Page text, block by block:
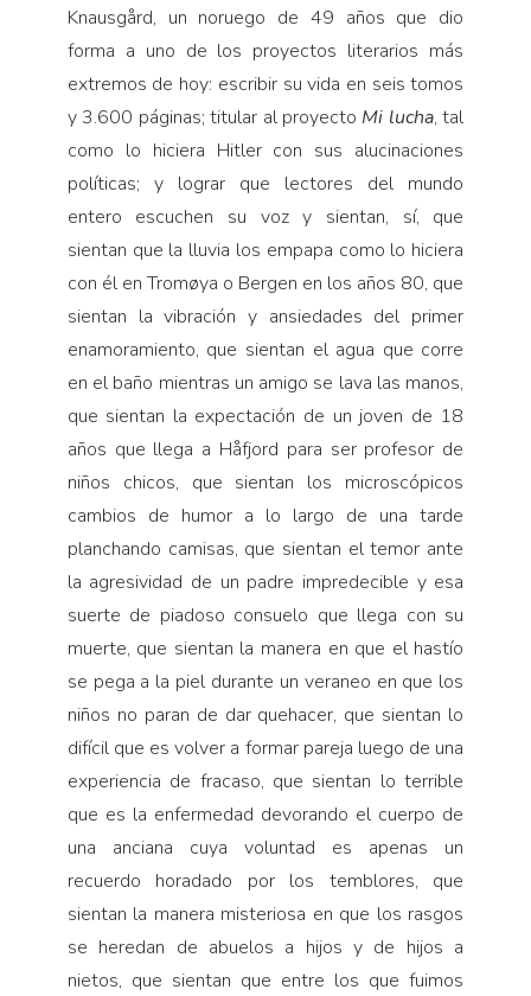
Knausgård, un noruego de 49 años que dio
forma a uno de los proyectos literarios más
extremos de hoy: escribir su vida en seis tomos
y 3.600 páginas; titular al proyecto Mi lucha, tal
como lo hiciera Hitler con sus alucinaciones
políticas; y lograr que lectores del mundo
entero escuchen su voz y sientan, sí, que
sientan que la lluvia los empapa como lo hiciera
con él en Tromøya o Bergen en los años 80, que
sientan la vibración y ansiedades del primer
enamoramiento, que sientan el agua que corre
en el baño mientras un amigo se lava las manos,
que sientan la expectación de un joven de 18
años que llega a Håfjord para ser profesor de
niños chicos, que sientan los microscópicos
cambios de humor a lo largo de una tarde
planchando camisas, que sientan el temor ante
la agresividad de un padre impredecible y esa
suerte de piadoso consuelo que llega con su
muerte, que sientan la manera en que el hastío
se pega a la piel durante un veraneo en que los
niños no paran de dar quehacer, que sientan lo
difícil que es volver a formar pareja luego de una
experiencia de fracaso, que sientan lo terrible
que es la enfermedad devorando el cuerpo de
una anciana cuya voluntad es apenas un
recuerdo horadado por los temblores, que
sientan la manera misteriosa en que los rasgos
se heredan de abuelos a hijos y de hijos a
nietos, que sientan que entre los que fuimos